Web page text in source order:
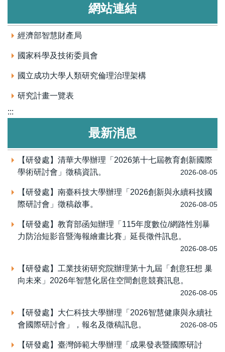
網站連結
經濟部智慧財產局
國家科學及技術委員會
國立成功大學人類研究倫理治理架構
研究計畫一覽表
:::
最新消息
【研發處】清華大學辦理「2026第十七屆教育創新國際
學術研討會」徵稿資訊。
2026-08-05
【研發處】南臺科技大學辦理「2026創新與永續科技國
際研討會」徵稿啟事。
2026-08-05
【研發處】教育部函知辦理「115年度數位/網路性別暴
力防治短影音暨海報繪畫比賽」延長徵件訊息。
2026-08-05
【研發處】工業技術研究院辦理第十九屆「創意狂想 巢
向未來」2026年智慧化居住空間創意競賽訊息。
2026-08-05
【研發處】大仁科技大學辦理「2026智慧健康與永續社
會國際研討會」，報名及徵稿訊息。
2026-08-05
【研發處】臺灣師範大學辦理「成果發表暨國際研討